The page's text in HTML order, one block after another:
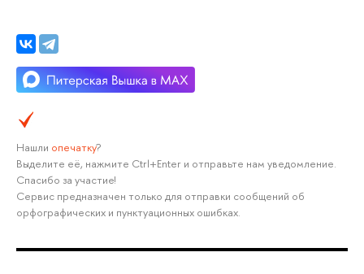
Нашли опечатку?
Выделите её, нажмите Ctrl+Enter и отправьте нам уведомление.
Спасибо за участие!
Сервис предназначен только для отправки сообщений об
орфографических и пунктуационных ошибках.